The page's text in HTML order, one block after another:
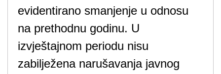
evidentirano smanjenje u odnosu
na prethodnu godinu. U
izvještajnom periodu nisu
zabilježena narušavanja javnog